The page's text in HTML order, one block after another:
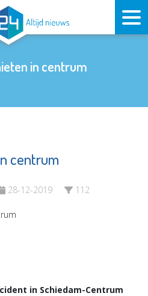
in centrum
centrum
28-12-2019 112
in Schiedam-Centrum